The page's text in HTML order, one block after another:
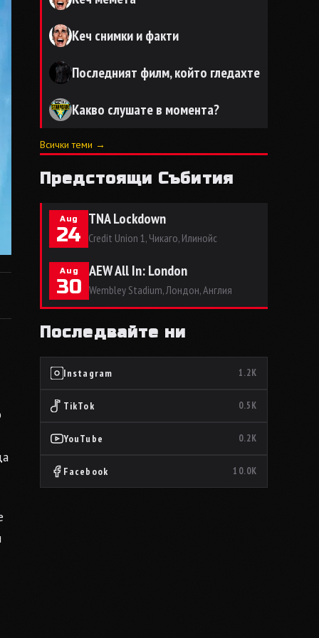
Кеч снимки и факти
Последният филм, който гледахте
Какво слушате в момента?
Всички теми →
Предстоящи Събития
Aug
24
TNA Lockdown
Credit Union 1, Чикаго, Илинойс
Aug
30
AEW All In: London
Wembley Stadium, Лондон, Англия
Последвайте ни
Instagram 1.2K
TikTok 0.5K
YouTube 0.2K
Facebook 10.0K